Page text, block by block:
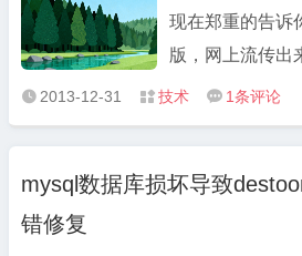
现在郑重的告诉
版，网上流传出
都是厂家人员故
Mdaemon和微
在中国的代理基
 2013-12-31  技术  1条评论
mysql数据库损坏导致
错修复